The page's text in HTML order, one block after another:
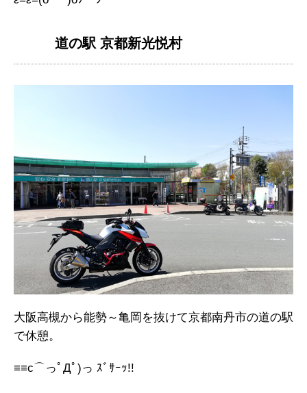
道の駅 京都新光悦村
大阪高槻から能勢～亀岡を抜けて京都南丹市の道の駅
で休憩。
≡≡c⌒っﾟДﾟ)っ ｽﾞｻｰｯ!!